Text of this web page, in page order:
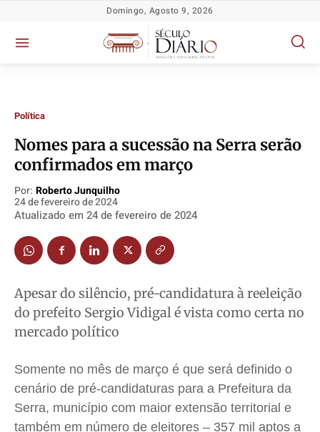
Política
Socioeconômicas
TV Século
Educação
Meio Ambiente
Saúde
Direitos
Economia
Cultura
Colunas
Política
Socioeconômicas
TV Século
Educação
Meio Ambiente
Saúde
Direitos
Economia
Cultura
Colunas
Política
Socioeconômicas
TV Século
Educação
Meio Ambiente
Saúde
Direitos
Economia
Cultura
Colunas
Política
Socioeconômicas
TV Século
Educação
Meio Ambiente
Saúde
Direitos
Economia
Cultura
Colunas
Domingo, Agosto 9, 2026
Política
Nomes para a sucessão na Serra serão
confirmados em março
Por: Roberto Junquilho
24 de fevereiro de 2024
Atualizado em 24 de fevereiro de 2024
Apesar do silêncio, pré-candidatura à reeleição
do prefeito Sergio Vidigal é vista como certa no
mercado político
Somente no mês de março é que será definido o
cenário de pré-candidaturas para a Prefeitura da
Serra, município com maior extensão territorial e
também em número de eleitores – 357 mil aptos a